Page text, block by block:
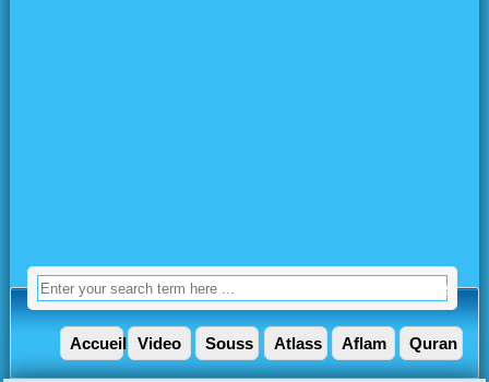
Accueil Video Souss Atlass Aflam Quran